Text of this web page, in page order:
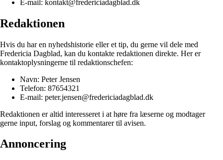
E-mail: kontakt@fredericiadagblad.dk
Redaktionen
Hvis du har en nyhedshistorie eller et tip, du gerne vil dele med
Fredericia Dagblad, kan du kontakte redaktionen direkte. Her er
kontaktoplysningerne til redaktionschefen:
Navn: Peter Jensen
Telefon: 87654321
E-mail: peter.jensen@fredericiadagblad.dk
Redaktionen er altid interesseret i at høre fra læserne og modtager
gerne input, forslag og kommentarer til avisen.
Annoncering